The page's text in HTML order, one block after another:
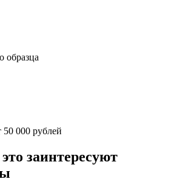
образца
50 000 рублей
заинтересуют